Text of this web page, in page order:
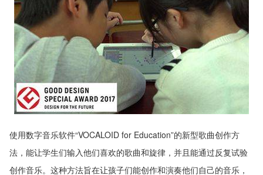
使用数字音乐软件“VOCALOID for Education”的新型歌曲创作方
法，能让学生们输入他们喜欢的歌曲和旋律，并且能通过反复试验
创作音乐。这种方法旨在让孩子们能创作和演奏他们自己的音乐，